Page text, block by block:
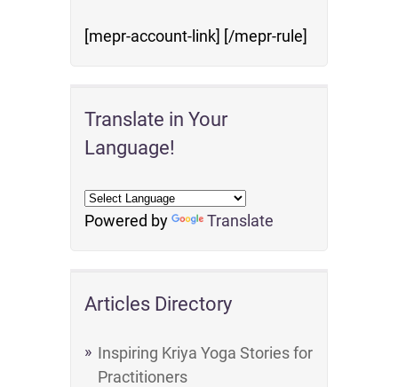
[mepr-account-link] [/mepr-rule]
Translate in Your
Language!
Powered by Translate
Articles Directory
Inspiring Kriya Yoga Stories for
Practitioners